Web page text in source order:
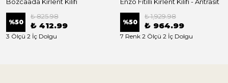
%50
₺ 825.98
₺ 412.99
3 Ölçü 2 İç Dolgu
%50
₺ 1,929.98
₺ 964.99
7 Renk 2 Ölçü 2 İç Dolgu